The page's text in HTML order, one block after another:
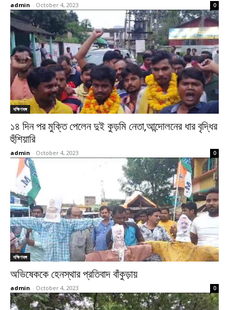
admin - October 4, 2023 0
দক্ষিণবঙ্গ
১৪ দিন পর মুক্তি পেলেন দুই কুড়মি নেতা,আন্দোলনের ধার বৃদ্ধির
হুঁশিয়ারি
admin - October 4, 2023 0
দক্ষিণবঙ্গ
অভিষেককে হেনস্থার প্রতিবাদ বাঁকুড়ায়
admin - October 4, 2023 0